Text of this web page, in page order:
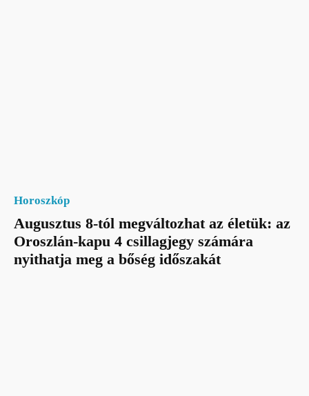
Horoszkóp
Augusztus 8-tól megváltozhat az életük: az
Oroszlán-kapu 4 csillagjegy számára
nyithatja meg a bőség időszakát